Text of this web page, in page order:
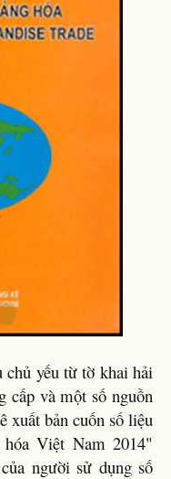
chủ yếu từ tờ khai hải
cấp và một số nguồn
xuất bản cuốn số liệu
Việt Nam 2014"
người sử dụng số